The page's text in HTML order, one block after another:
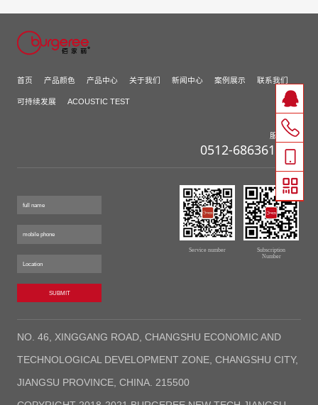
新闻中心
ACOUSTIC TEST
首页 产品颜色 产品中心 关于我们 新闻中心 案例展示 联系我们
可持续发展 ACOUSTIC TEST
服务热线
0512-68636112-0
SUBMIT
Service number
Subscription
Number
NO. 46, XINGGANG ROAD, CHANGSHU ECONOMIC AND
TECHNOLOGICAL DEVELOPMENT ZONE, CHANGSHU CITY,
JIANGSU PROVINCE, CHINA. 215500